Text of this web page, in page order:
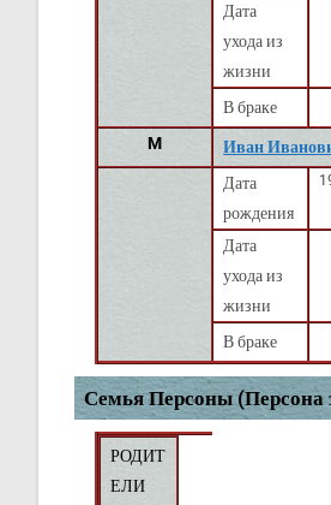
Дата
ухода из
жизни
В браке
M
Иван
Дата
рождения
Дата
ухода из
жизни
В браке
Семья Персоны (Персона
РОДИТ
ЕЛИ